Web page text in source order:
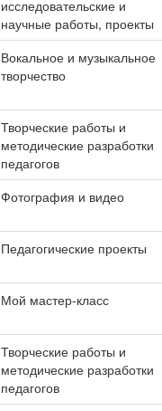
исследовательские и
научные работы, проекты
Вокальное и музыкальное
творчество
Творческие работы и
методические разработки
педагогов
Фотография и видео
Педагогические проекты
Мой мастер-класс
Творческие работы и
методические разработки
педагогов